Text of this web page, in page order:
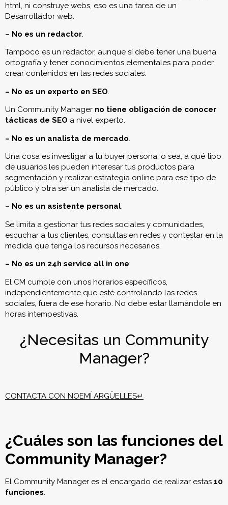
html, ni construye webs, eso es una tarea de un
Desarrollador web.
– No es un redactor.
Tampoco es un redactor, aunque sí debe tener una buena
ortografía y tener conocimientos elementales para poder
crear contenidos en las redes sociales.
– No es un experto en SEO.
Un Community Manager no tiene obligación de conocer
tácticas de SEO a nivel experto.
– No es un analista de mercado.
Una cosa es investigar a tu buyer persona, o sea, a qué tipo
de usuarios les pueden interesar tus productos para
segmentación y realizar estrategia online para ese tipo de
público y otra ser un analista de mercado.
– No es un asistente personal.
Se limita a gestionar tus redes sociales y comunidades,
escuchar a tus clientes, consultas en redes y contestar en la
medida que tenga los recursos necesarios.
– No es un 24h service all in one.
El CM cumple con unos horarios específicos,
independientemente que esté controlando las redes
sociales, fuera de ese horario. No debe estar llamándole en
horas intempestivas.
¿Necesitas un Community
Manager?
CONTACTA CON NOEMÍ ARGÜELLES↵
¿Cuáles son las funciones del
Community Manager?
El Community Manager es el encargado de realizar estas 10
funciones.